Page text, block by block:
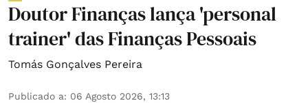
Doutor Finanças lança 'personal
trainer' das Finanças Pessoais
Tomás Gonçalves Pereira
Publicado a: 06 Agosto 2026, 13:13